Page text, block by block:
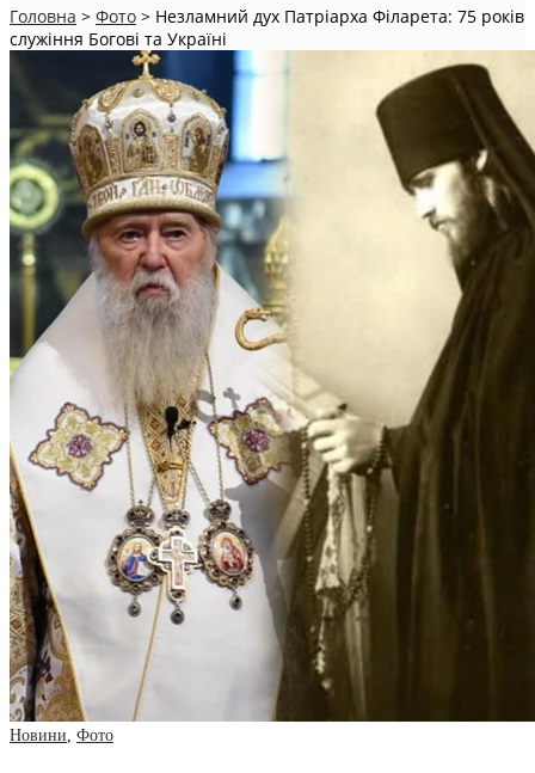
Головна > Фото > Незламний дух Патріарха Філарета: 75 років
служіння Богові та Україні
Новини Фото